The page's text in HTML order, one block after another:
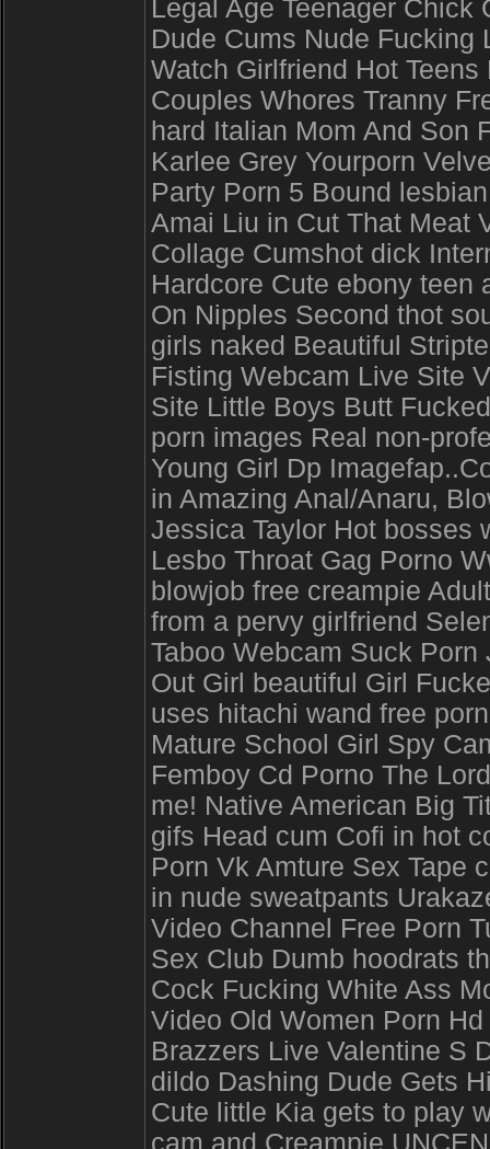
Legal Age Teenager
Dude Cums Nude Fucking
Watch Girlfriend Hot
Couples Whores Tranny
hard Italian Mom And Son
Karlee Grey Yourporn
Party Porn 5 Bound
Amai Liu in Cut That Meat
Collage Cumshot dick
Hardcore Cute ebony teen
On Nipples Second thot
girls naked Beautiful
Fisting Webcam Live Site
Site Little Boys Butt
porn images Real non-
Young Girl Dp
in Amazing Anal/Anaru,
Jessica Taylor Hot bosses
Lesbo Throat Gag Porno
blowjob free creampie
from a pervy girlfriend
Taboo Webcam Suck
Out Girl beautiful Girl
uses hitachi wand free
Mature School Girl Spy
Femboy Cd Porno The
me! Native American Big
gifs Head cum Cofi in hot
Porn Vk Amture Sex Tape
in nude sweatpants
Video Channel Free Porn
Sex Club Dumb hoodrats
Cock Fucking White Ass
Video Old Women Porn
Brazzers Live Valentine S
dildo Dashing Dude Gets
Cute little Kia gets to play